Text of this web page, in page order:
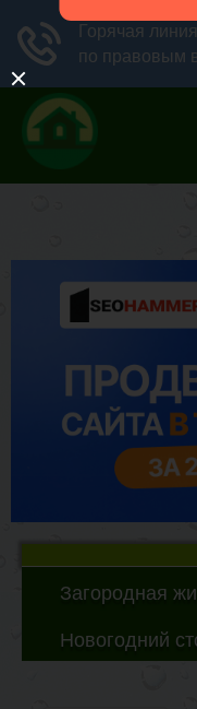
Загородная
Новогодний